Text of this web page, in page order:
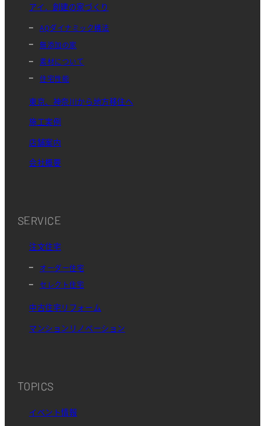
アイ．創建の家づくり
AQダイナミック構法
無添加の家
素材について
住宅性能
東京、神奈川から地方移住へ
施工実例
店舗案内
会社概要
SERVICE
注文住宅
オーダー住宅
セレクト住宅
中古住宅リフォーム
マンションリノベーション
TOPICS
イベント情報